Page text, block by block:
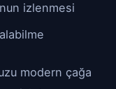
izlenmesi
modern çağa